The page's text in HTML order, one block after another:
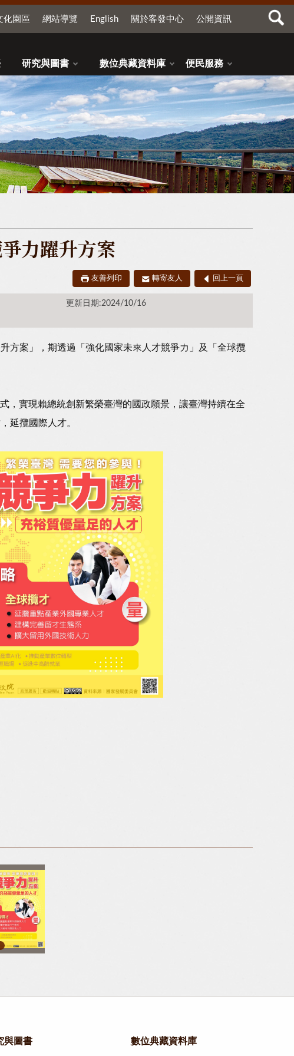
化園區 網站導覽 English 關於客發中心 公開資訊
研究與圖書 數位典藏資料庫 便民服務
力躍升方案
友善列印 轉寄友人 回上一頁
更新日期:2024/10/16
方案」，期透過「強化國家未來人才競爭力」及「全球攬
，實現賴總統創新繁榮臺灣的國政願景，讓臺灣持續在全
延攬國際人才。
與圖書 數位典藏資料庫